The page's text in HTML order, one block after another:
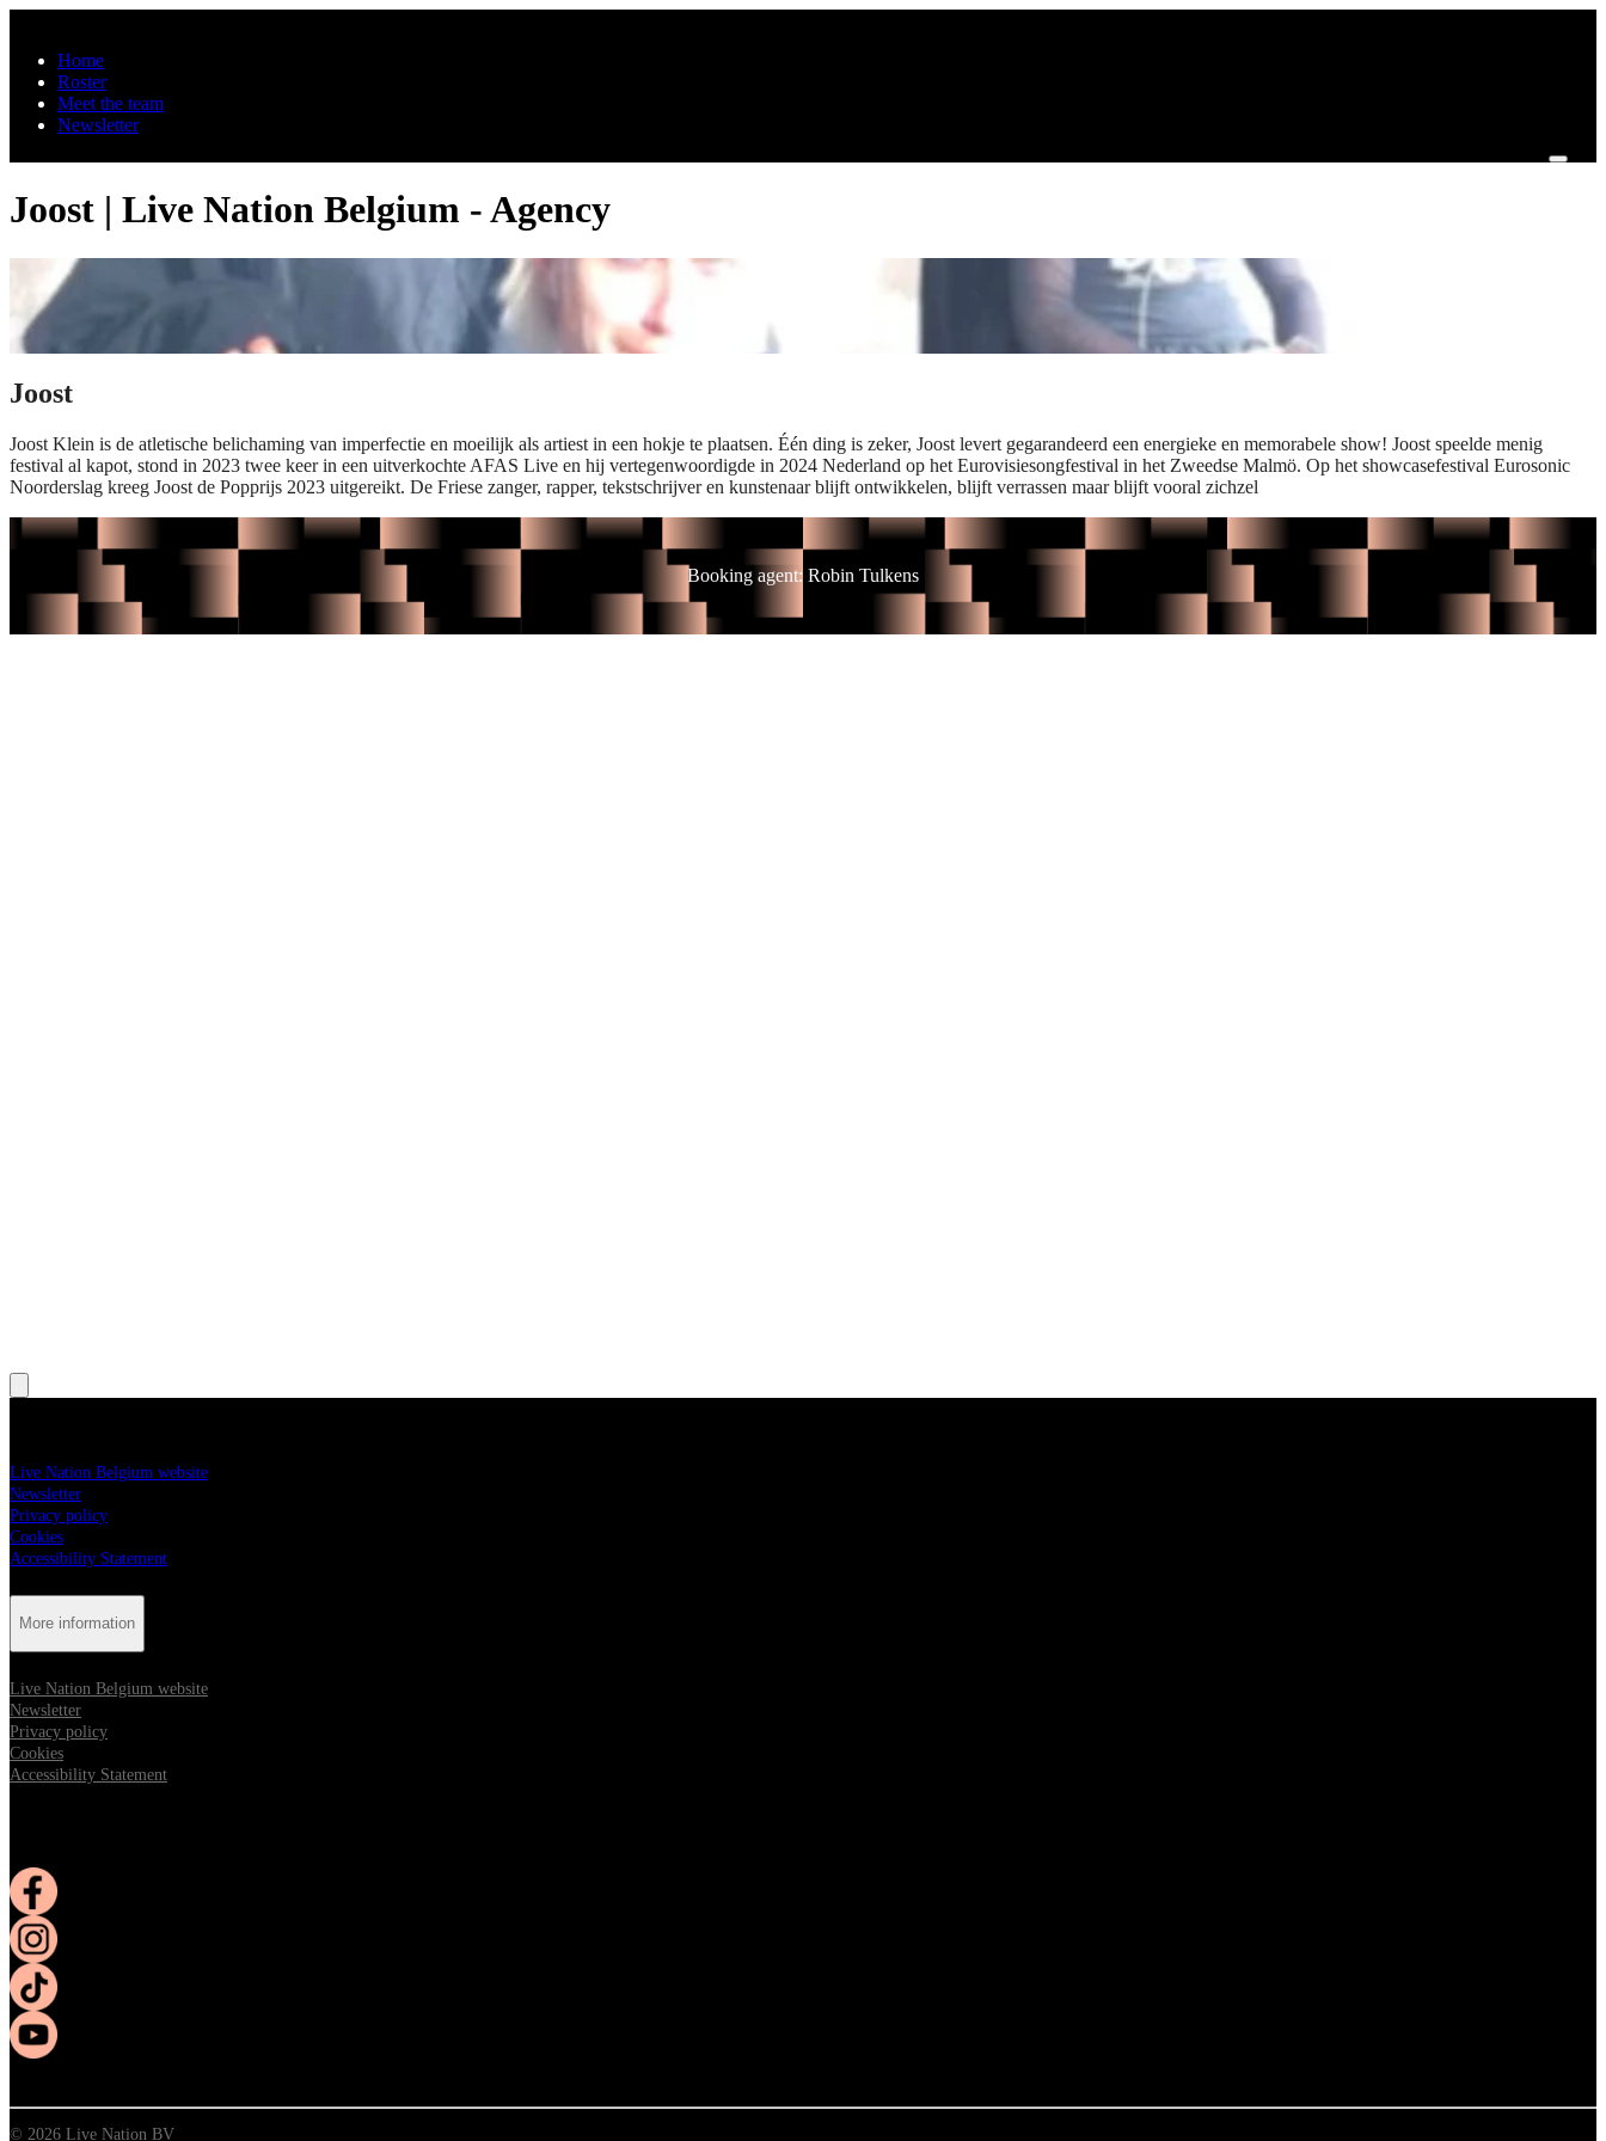
Home
Roster
Meet the team
Newsletter
Joost | Live Nation Belgium - Agency
Joost
Joost Klein is de atletische belichaming van imperfectie en moeilijk als artiest in een hokje te plaatsen. Één ding is zeker, Joost levert gegarandeerd een energieke en memorabele show! Joost speelde menig
festival al kapot, stond in 2023 twee keer in een uitverkochte AFAS Live en hij vertegenwoordigde in 2024 Nederland op het Eurovisiesongfestival in het Zweedse Malmö. Op het showcasefestival Eurosonic
Noorderslag kreeg Joost de Popprijs 2023 uitgereikt. De Friese zanger, rapper, tekstschrijver en kunstenaar blijft ontwikkelen, blijft verrassen maar blijft vooral zichzel
Booking agent: Robin Tulkens
Live Nation Belgium website
Newsletter
Privacy policy
Cookies
Accessibility Statement
More information
Live Nation Belgium website
Newsletter
Privacy policy
Cookies
Accessibility Statement
Opens in new tab
Opens in new tab
Opens in new tab
Opens in new tab
© 2026 Live Nation BV